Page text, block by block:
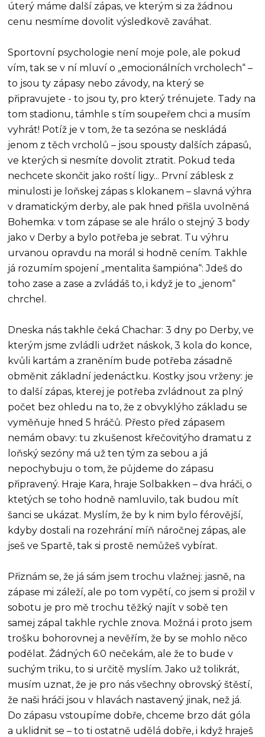
úterý máme další zápas, ve kterým si za žádnou
cenu nesmíme dovolit výsledkově zaváhat.
Sportovní psychologie není moje pole, ale pokud
vím, tak se v ní mluví o „emocionálních vrcholech“ –
to jsou ty zápasy nebo závody, na který se
připravujete - to jsou ty, pro který trénujete. Tady na
tom stadionu, támhle s tím soupeřem chci a musím
vyhrát! Potíž je v tom, že ta sezóna se neskládá
jenom z těch vrcholů – jsou spousty dalších zápasů,
ve kterých si nesmíte dovolit ztratit. Pokud teda
nechcete skončit jako roští ligy... První záblesk z
minulosti je loňskej zápas s klokanem – slavná výhra
v dramatickým derby, ale pak hned přišla uvolněná
Bohemka: v tom zápase se ale hrálo o stejný 3 body
jako v Derby a bylo potřeba je sebrat. Tu výhru
urvanou opravdu na morál si hodně cením. Takhle
já rozumím spojení „mentalita šampióna“: Jdeš do
toho zase a zase a zvládáš to, i když je to „jenom“
chrchel.
Dneska nás takhle čeká Chachar: 3 dny po Derby, ve
kterým jsme zvládli udržet náskok, 3 kola do konce,
kvůli kartám a zraněním bude potřeba zásadně
obměnit základní jedenáctku. Kostky jsou vrženy: je
to další zápas, kterej je potřeba zvládnout za plný
počet bez ohledu na to, že z obvyklýho základu se
vyměňuje hned 5 hráčů. Přesto před zápasem
nemám obavy: tu zkušenost křečovitýho dramatu z
loňský sezóny má už ten tým za sebou a já
nepochybuju o tom, že půjdeme do zápasu
připravený. Hraje Kara, hraje Solbakken – dva hráči, o
ktetých se toho hodně namluvilo, tak budou mít
šanci se ukázat. Myslím, že by k nim bylo férovější,
kdyby dostali na rozehrání míň náročnej zápas, ale
jseš ve Spartě, tak si prostě nemůžeš vybírat.
Přiznám se, že já sám jsem trochu vlažnej: jasně, na
zápase mi záleží, ale po tom vypětí, co jsem si prožil v
sobotu je pro mě trochu těžký najít v sobě ten
samej zápal takhle rychle znova. Možná i proto jsem
trošku bohorovnej a nevěřím, že by se mohlo něco
podělat. Žádných 6:0 nečekám, ale že to bude v
suchým triku, to si určitě myslím. Jako už tolikrát,
musím uznat, že je pro nás všechny obrovský štěstí,
že naši hráči jsou v hlavách nastavený jinak, než já.
Do zápasu vstoupíme dobře, chceme brzo dát góla
a uklidnit se – to ti ostatně udělá dobře, i když hraješ